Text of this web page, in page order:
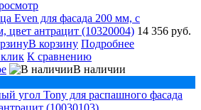
Even для фасада 200 мм, с
цвет антрацит (10320004) 14 356 руб.
В корзину Подробнее
К сравнению
В наличии